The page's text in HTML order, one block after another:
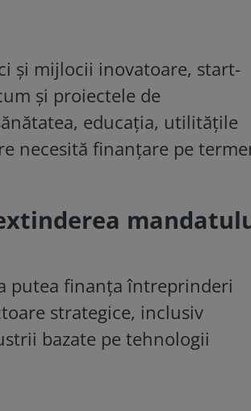
și mijlocii inovatoare, start-
și proiectele de
educația, utilitățile
necesită finanțare pe
putea finanța întreprinderi
strategice, inclusiv
bazate pe tehnologii